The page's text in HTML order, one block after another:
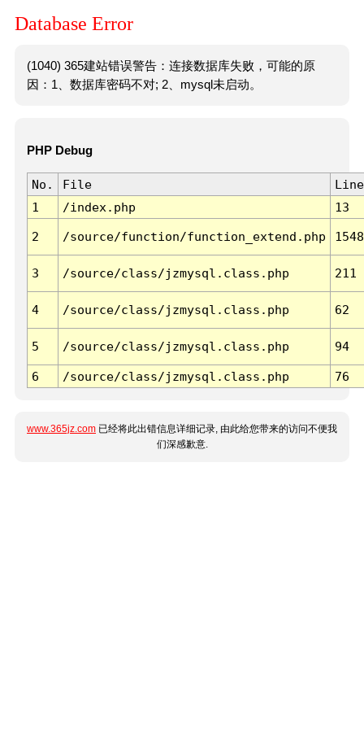
Database Error
(1040) 365建站错误警告：连接数据库失败，可能的原
因：1、数据库密码不对; 2、mysql未启动。
PHP Debug
No. File
Line
1
/index.php 13
2 /source/function/function_extend.php 1548
3 /source/class/jzmysql.class.php 211
4 /source/class/jzmysql.class.php 62
5 /source/class/jzmysql.class.php 94
6 /source/class/jzmysql.class.php 76
www.365jz.com 已经将此出错信息详细记录, 由此给您带来的访问不便我
们深感歉意.